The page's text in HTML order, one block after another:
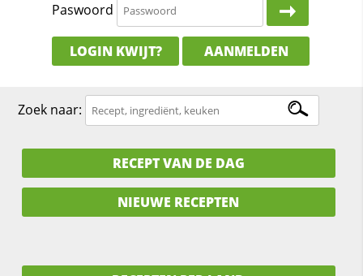
Paswoord
LOGIN KWIJT? AANMELDEN
Zoek naar:
RECEPT VAN DE DAG
NIEUWE RECEPTEN